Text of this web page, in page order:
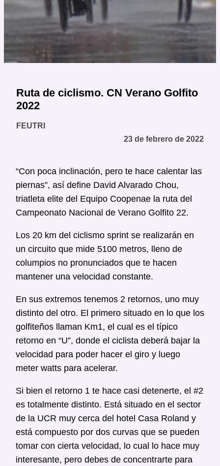
Ruta de ciclismo. CN Verano Golfito
2022
FEUTRI
23 de febrero de 2022
“Con poca inclinación, pero te hace calentar las
piernas”, así define David Alvarado Chou,
triatleta elite del Equipo Coopenae la ruta del
Campeonato Nacional de Verano Golfito 22.
Los 20 km del ciclismo sprint se realizarán en
un circuito que mide 5100 metros, lleno de
columpios no pronunciados que te hacen
mantener una velocidad constante.
En sus extremos tenemos 2 retornos, uno muy
distinto del otro. El primero situado en lo que los
golfiteños llaman Km1, el cual es el típico
retorno en “U”, donde el ciclista deberá bajar la
velocidad para poder hacer el giro y luego
meter watts para acelerar.
Si bien el retorno 1 te hace casi detenerte, el #2
es totalmente distinto. Está situado en el sector
de la UCR muy cerca del hotel Casa Roland y
está compuesto por dos curvas que se pueden
tomar con cierta velocidad, lo cual lo hace muy
interesante, pero debes de concentrarte para